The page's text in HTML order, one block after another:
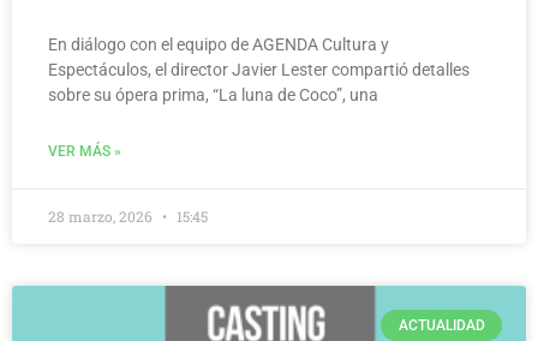
En diálogo con el equipo de AGENDA Cultura y
Espectáculos, el director Javier Lester compartió detalles
sobre su ópera prima, “La luna de Coco”, una
VER MÁS »
28 marzo, 2026 15:45
ACTUALIDAD